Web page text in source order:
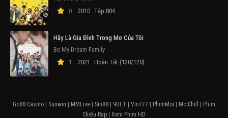
0
2010 Tập 804
Hãy Là Gia Đình Trong Mơ Của Tôi
Be My Dream Family
1
2021 Hoàn Tất (120/120)
Go88 Casino | Sunwin | MMLive | Sin88 | 9BET | Vin777 | PhimMoi | MotChill | Phim
Chiếu Rạp | Xem Phim HD